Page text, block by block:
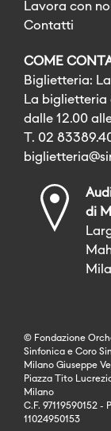
Lavora con
Contatti
COME
Biglietteria:
La biglietteria
dalle 12.00
T. 02
di
© Fondazione
Sinfonica e Coro
Milano Giuseppe
Piazza Tito
Milano
C.F. 97119590152 -
11024950153